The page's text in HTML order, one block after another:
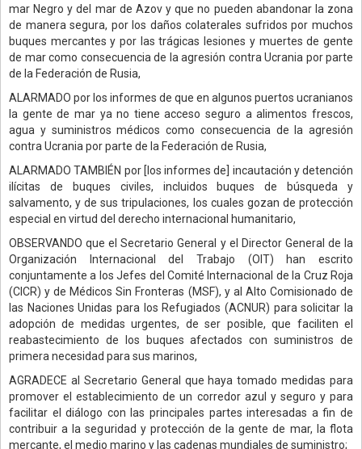
mar Negro y del mar de Azov y que no pueden abandonar la zona
de manera segura, por los daños colaterales sufridos por muchos
buques mercantes y por las trágicas lesiones y muertes de gente
de mar como consecuencia de la agresión contra Ucrania por parte
de la Federación de Rusia,
ALARMADO por los informes de que en algunos puertos ucranianos
la gente de mar ya no tiene acceso seguro a alimentos frescos,
agua y suministros médicos como consecuencia de la agresión
contra Ucrania por parte de la Federación de Rusia,
ALARMADO TAMBIÉN por [los informes de] incautación y detención
ilícitas de buques civiles, incluidos buques de búsqueda y
salvamento, y de sus tripulaciones, los cuales gozan de protección
especial en virtud del derecho internacional humanitario,
OBSERVANDO que el Secretario General y el Director General de la
Organización Internacional del Trabajo (OIT) han escrito
conjuntamente a los Jefes del Comité Internacional de la Cruz Roja
(CICR) y de Médicos Sin Fronteras (MSF), y al Alto Comisionado de
las Naciones Unidas para los Refugiados (ACNUR) para solicitar la
adopción de medidas urgentes, de ser posible, que faciliten el
reabastecimiento de los buques afectados con suministros de
primera necesidad para sus marinos,
AGRADECE al Secretario General que haya tomado medidas para
promover el establecimiento de un corredor azul y seguro y para
facilitar el diálogo con las principales partes interesadas a fin de
contribuir a la seguridad y protección de la gente de mar, la flota
mercante, el medio marino y las cadenas mundiales de suministro;